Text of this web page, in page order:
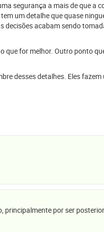
segurança a mais de que a
um detalhe que quase
decisões acabam sendo
que for melhor. Outro ponto
desses detalhes. Eles
por ser